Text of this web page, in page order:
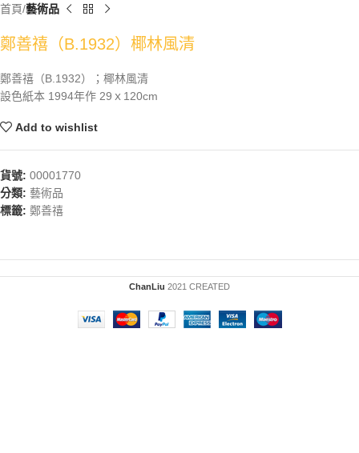
首頁 藝術品
鄭善禧（B.1932）椰林風清
鄭善禧（B.1932）；椰林風清
設色紙本 1994年作 29ｘ120cm
Add to wishlist
貨號: 00001770
分類: 藝術品
標籤: 鄭善禧
ChanLiu 2021 CREATED